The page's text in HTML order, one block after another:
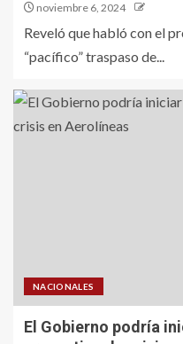
noviembre 6, 2024
Reveló que habló con el
“pacífico” traspaso de...
NACIONALES
El Gobierno podría